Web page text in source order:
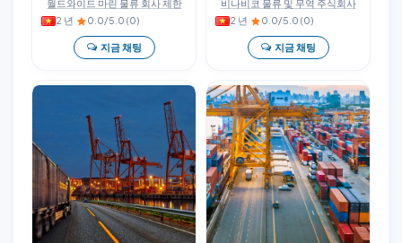
월드와이드 마린 물류 회사 제한
2 년· 0.0/5.0 (0)
지금 채팅
비나비코 물류 및 무역 주식회사
2 년· 0.0/5.0 (0)
지금 채팅